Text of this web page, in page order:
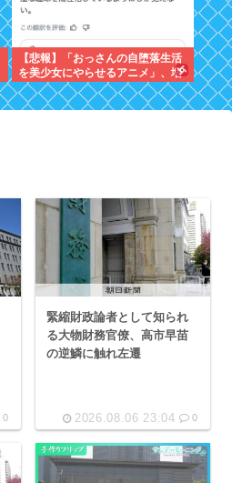
【悲報】「おっさんの自堕落生活
を美少女にやらせるアニメ」、増
えすぎてフェミにバレるwww
0
緊縮財政論者として知られ
る大物財務官僚、高市早苗
の逆鱗に触れ左遷
2026.08.06 23:04 0